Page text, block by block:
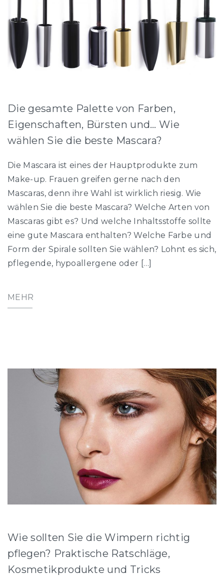
Die gesamte Palette von Farben,
Eigenschaften, Bürsten und… Wie
wählen Sie die beste Mascara?
Die Mascara ist eines der Hauptprodukte zum
Make-up. Frauen greifen gerne nach den
Mascaras, denn ihre Wahl ist wirklich riesig. Wie
wählen Sie die beste Mascara? Welche Arten von
Mascaras gibt es? Und welche Inhaltsstoffe sollte
eine gute Mascara enthalten? Welche Farbe und
Form der Spirale sollten Sie wählen? Lohnt es sich,
pflegende, hypoallergene oder […]
MEHR
Wie sollten Sie die Wimpern richtig
pflegen? Praktische Ratschläge,
Kosmetikprodukte und Tricks